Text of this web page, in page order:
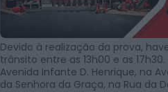
Devido à realização da prova,
trânsito entre as 13h00 e as
Avenida Infante D. Henrique, na
da Senhora da Graça, na Rua da